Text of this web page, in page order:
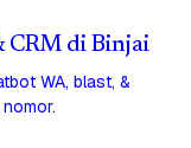
CRM di Binjai
WA, blast, &